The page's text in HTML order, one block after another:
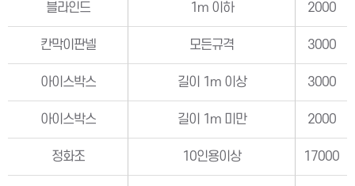
블라인드 1m 이하 2000
칸막이판넬 모든규격 3000
아이스박스 길이 1m 이상 3000
아이스박스 길이 1m 미만 2000
정화조 10인용이상 17000